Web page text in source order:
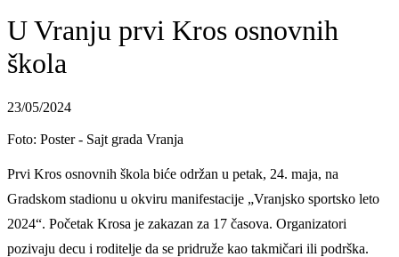
U Vranju prvi Kros osnovnih
škola
23/05/2024
Foto: Poster - Sajt grada Vranja
Prvi Kros osnovnih škola biće održan u petak, 24. maja, na
Gradskom stadionu u okviru manifestacije „Vranjsko sportsko leto
2024“. Početak Krosa je zakazan za 17 časova. Organizatori
pozivaju decu i roditelje da se pridruže kao takmičari ili podrška.